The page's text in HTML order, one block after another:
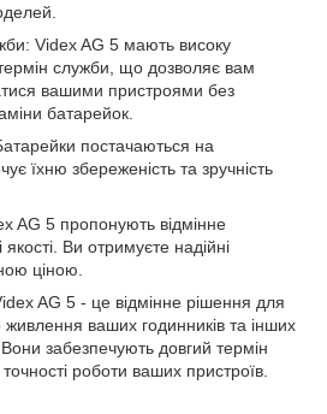
Videx AG 5 мають високу
служби, що дозволяє вам
вашими пристроями без
батарейок.
постачаються на
їхню збереженість та зручність
AG 5 пропонують відмінне
якості. Ви отримуєте надійні
ціною.
AG 5 - це відмінне рішення для
живлення ваших годинників та інших
забезпечують довгий термін
роботи ваших пристроїв.